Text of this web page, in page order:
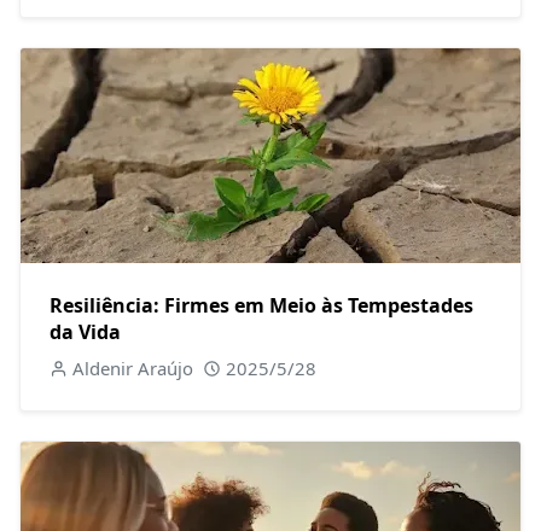
Resiliência: Firmes em Meio às Tempestades
da Vida
Aldenir Araújo 2025/5/28